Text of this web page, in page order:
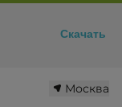
Москва
Скачать